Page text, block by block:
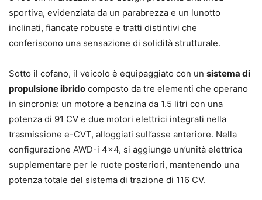
sportiva, evidenziata da un parabrezza e un lunotto
inclinati, fiancate robuste e tratti distintivi che
conferiscono una sensazione di solidità strutturale.
Sotto il cofano, il veicolo è equipaggiato con un sistema di
propulsione ibrido composto da tre elementi che operano
in sincronia: un motore a benzina da 1.5 litri con una
potenza di 91 CV e due motori elettrici integrati nella
trasmissione e-CVT, alloggiati sull’asse anteriore. Nella
configurazione AWD-i 4×4, si aggiunge un’unità elettrica
supplementare per le ruote posteriori, mantenendo una
potenza totale del sistema di trazione di 116 CV.